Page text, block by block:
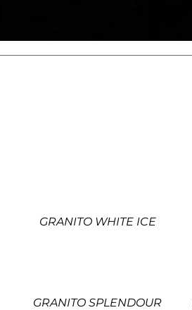
GRANITO WHITE ICE
GRANITO SPLENDOUR